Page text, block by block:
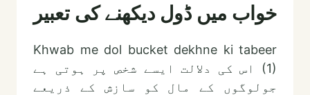
خواب میں ڈول دیکھنے کی تعبیر
Khwab me dol bucket dekhne ki tabeer
(1) اس کی دلالت ایسے شخص پر ہوتی ہے
جولوگوں کے مال کو سازش کے ذریعے